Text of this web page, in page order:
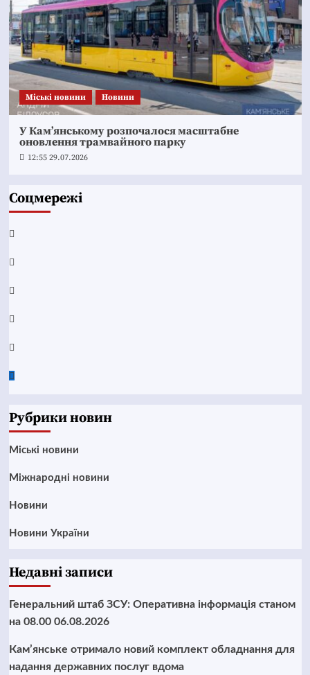
Mіські новини Новини
У Кам’янському розпочалося масштабне
оновлення трамвайного парку
12:55 29.07.2026
Соцмережі
Facebook
YouTube
Telegram
Instagram
Twitter
Google
Рубрики новин
Mіські новини
Міжнародні новини
Новини
Новини України
Недавні записи
Генеральний штаб ЗСУ: Оперативна інформація станом
на 08.00 06.08.2026
Кам’янське отримало новий комплект обладнання для
надання державних послуг вдома